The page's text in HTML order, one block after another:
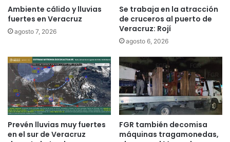
Ambiente cálido y lluvias
fuertes en Veracruz
agosto 7, 2026
Se trabaja en la atracción
de cruceros al puerto de
Veracruz: Rojí
agosto 6, 2026
Prevén lluvias muy fuertes
en el sur de Veracruz
FGR también decomisa
máquinas tragamonedas,